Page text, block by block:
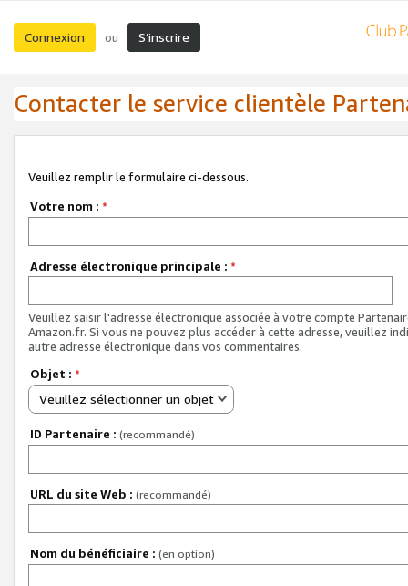
Connexion ou S’inscrire
Contacter le service clientèle
Veuillez remplir le formulaire ci-dessous.
Votre nom : *
Adresse électronique principale : *
Veuillez saisir l'adresse électronique associée à votre compte
Amazon.fr. Si vous ne pouvez plus accéder à cette adresse, veuillez
autre adresse électronique dans vos commentaires.
Objet : *
Veuillez sélectionner un objet
ID Partenaire : (recommandé)
URL du site Web : (recommandé)
Nom du bénéficiaire : (en option)